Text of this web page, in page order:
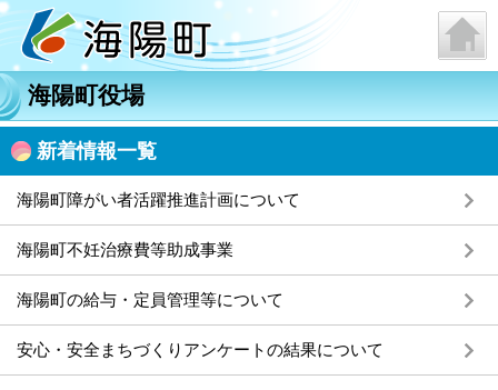
海陽町役場
新着情報一覧
海陽町障がい者活躍推進計画について
海陽町不妊治療費等助成事業
海陽町の給与・定員管理等について
安心・安全まちづくりアンケートの結果について